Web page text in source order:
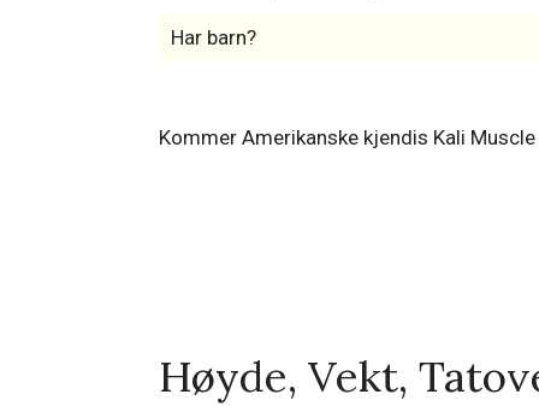
Har barn?
Kommer Amerikanske kjendis Kali
Høyde, Vekt,